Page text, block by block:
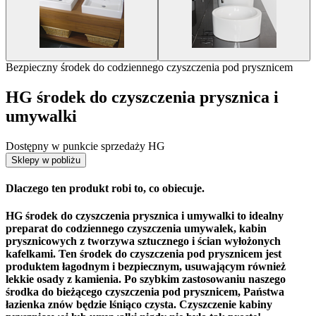
Bezpieczny środek do codziennego czyszczenia pod prysznicem
HG środek do czyszczenia prysznica i
umywalki
Dostępny w punkcie sprzedaży HG
Sklepy w pobliżu
Dlaczego ten produkt robi to, co obiecuje.
HG środek do czyszczenia prysznica i umywalki to idealny
preparat do codziennego czyszczenia umywalek, kabin
prysznicowych z tworzywa sztucznego i ścian wyłożonych
kafelkami. Ten środek do czyszczenia pod prysznicem jest
produktem łagodnym i bezpiecznym, usuwającym również
lekkie osady z kamienia. Po szybkim zastosowaniu naszego
środka do bieżącego czyszczenia pod prysznicem, Państwa
łazienka znów będzie lśniąco czysta. Czyszczenie kabiny